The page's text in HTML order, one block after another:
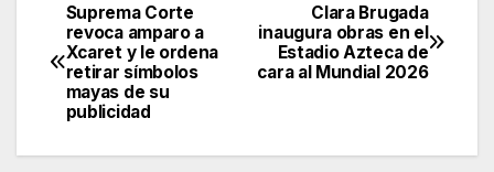
Post
navigation
Clara Brugada
inaugura obras en el
Estadio Azteca de
cara al Mundial 2026
Suprema Corte
revoca amparo a
Xcaret y le ordena
retirar símbolos
mayas de su
publicidad